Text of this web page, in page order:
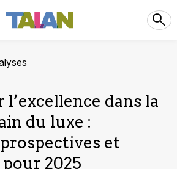
dans la
du luxe :
et
2025